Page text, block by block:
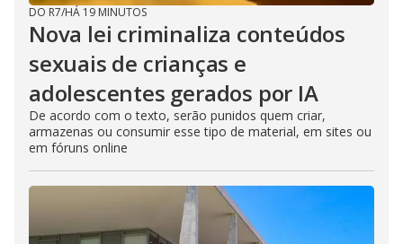
DO R7/HÁ 19 MINUTOS
Nova lei criminaliza conteúdos
sexuais de crianças e
adolescentes gerados por IA
De acordo com o texto, serão punidos quem criar,
armazenas ou consumir esse tipo de material, em sites ou
em fóruns online